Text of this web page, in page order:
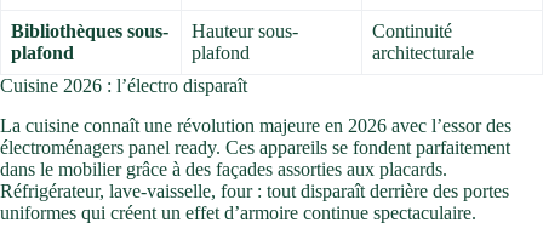
Bibliothèques sous-
plafond
Hauteur sous-
plafond
Continuité
architecturale
Cuisine 2026 : l’électro disparaît
La cuisine connaît une révolution majeure en 2026 avec l’essor des
électroménagers panel ready. Ces appareils se fondent parfaitement
dans le mobilier grâce à des façades assorties aux placards.
Réfrigérateur, lave-vaisselle, four : tout disparaît derrière des portes
uniformes qui créent un effet d’armoire continue spectaculaire.